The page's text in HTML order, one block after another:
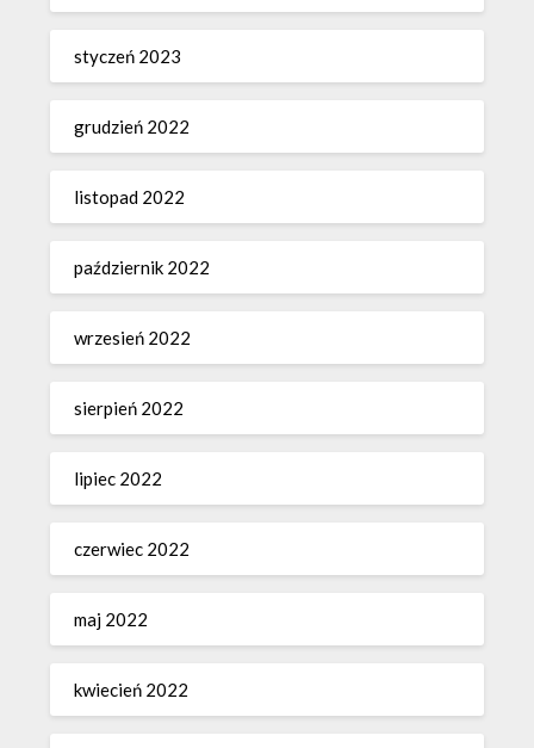
styczeń 2023
grudzień 2022
listopad 2022
październik 2022
wrzesień 2022
sierpień 2022
lipiec 2022
czerwiec 2022
maj 2022
kwiecień 2022